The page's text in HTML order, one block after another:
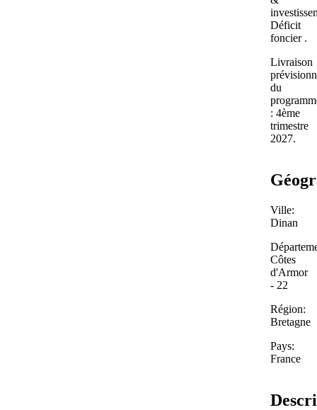
Déficit
foncier .
Livraison
du
: 4ème
trimestre
2027.
Ville:
Dinan
Côtes
d'Armor
- 22
Région:
Bretagne
Pays:
France